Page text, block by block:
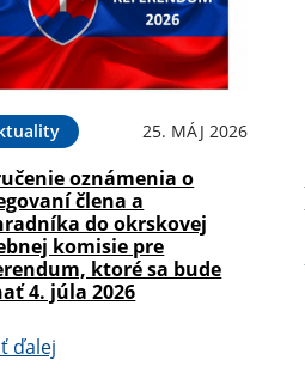
25. MÁJ 2026
oznámenia o
člena a
do okrskovej
komisie pre
ktoré sa bude
4. júla 2026
ďalej